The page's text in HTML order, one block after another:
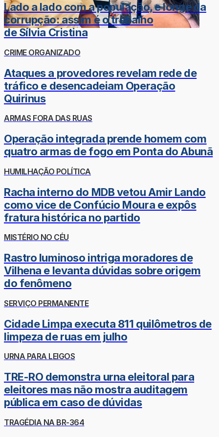
Lado a lado com a população, e longe da
corrupção: assim é o trabalho
de Sílvia Cristina
CRIME ORGANIZADO
Ataques a provedores revelam rede de
tráfico e desencadeiam Operação
Quirinus
ARMAS FORA DAS RUAS
Operação integrada prende homem com
quatro armas de fogo em Ponta do Abunã
HUMILHAÇÃO POLÍTICA
Racha interno do MDB vetou Amir Lando
como vice de Confúcio Moura e expôs
fratura histórica no partido
MISTÉRIO NO CÉU
Rastro luminoso intriga moradores de
Vilhena e levanta dúvidas sobre origem
do fenômeno
SERVIÇO PERMANENTE
Cidade Limpa executa 811 quilômetros de
limpeza de ruas em julho
URNA PARA LEIGOS
TRE-RO demonstra urna eleitoral para
eleitores mas não mostra auditagem
pública em caso de dúvidas
TRAGÉDIA NA BR-364